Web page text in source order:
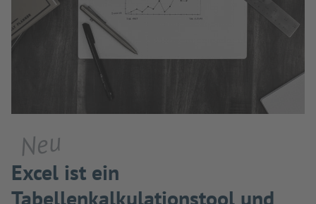
Neu
Excel ist ein
Tabellenkalkulationstool und